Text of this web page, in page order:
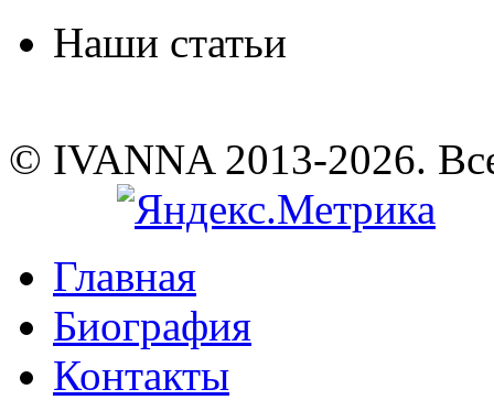
Наши статьи
© IVANNA 2013-2026.
Главная
Биография
Контакты